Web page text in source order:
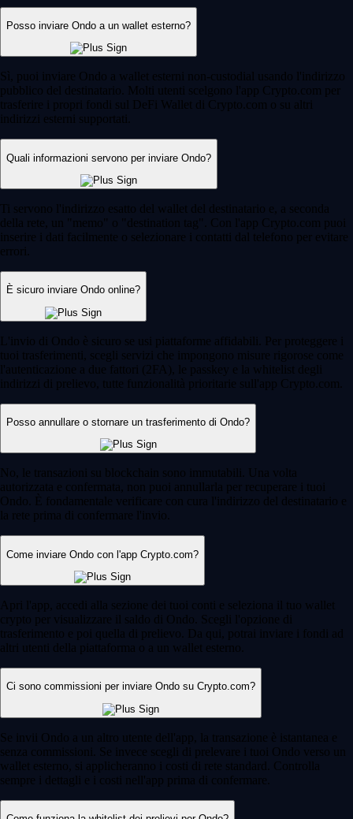
Posso inviare Ondo a un wallet esterno?
Sì, puoi inviare Ondo a wallet esterni non-custodial usando l'indirizzo
pubblico del destinatario. Molti utenti scelgono l'app Crypto.com per
trasferire i propri fondi sul DeFi Wallet di Crypto.com o su altri
indirizzi esterni supportati.
Quali informazioni servono per inviare Ondo?
Ti servono l'indirizzo esatto del wallet del destinatario e, a seconda
della rete, un "memo" o "destination tag". Con l'app Crypto.com puoi
inserire i dati facilmente o selezionare i contatti dal telefono per evitare
errori.
È sicuro inviare Ondo online?
L'invio di Ondo è sicuro se usi piattaforme affidabili. Per proteggere i
tuoi trasferimenti, scegli servizi che impongono misure rigorose come
l'autenticazione a due fattori (2FA), le passkey e la whitelist degli
indirizzi di prelievo, tutte funzionalità prioritarie sull'app Crypto.com.
Posso annullare o stornare un trasferimento di Ondo?
No, le transazioni su blockchain sono immutabili. Una volta
autorizzata e confermata, non puoi annullarla per recuperare i tuoi
Ondo. È fondamentale verificare con cura l'indirizzo del destinatario e
la rete prima di confermare l'invio.
Come inviare Ondo con l'app Crypto.com?
Apri l'app, accedi alla sezione dei tuoi conti e seleziona il tuo wallet
crypto per visualizzare il saldo di Ondo. Scegli l'opzione di
trasferimento e poi quella di prelievo. Da qui, potrai inviare i fondi ad
altri utenti della piattaforma o a un wallet esterno.
Ci sono commissioni per inviare Ondo su Crypto.com?
Se invii Ondo a un altro utente dell'app, la transazione è istantanea e
senza commissioni. Se invece scegli di prelevare i tuoi Ondo verso un
wallet esterno, si applicheranno i costi di rete standard. Controlla
sempre i dettagli e i costi nell'app prima di confermare.